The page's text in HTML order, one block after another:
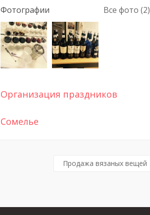
Фотографии Все фото (2)
Организация праздников
Сомелье
Продажа вязаных вещей